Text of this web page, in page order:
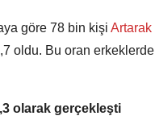
göre 78 bin kişi Artarak
oldu. Bu oran erkeklerde
olarak gerçekleşti